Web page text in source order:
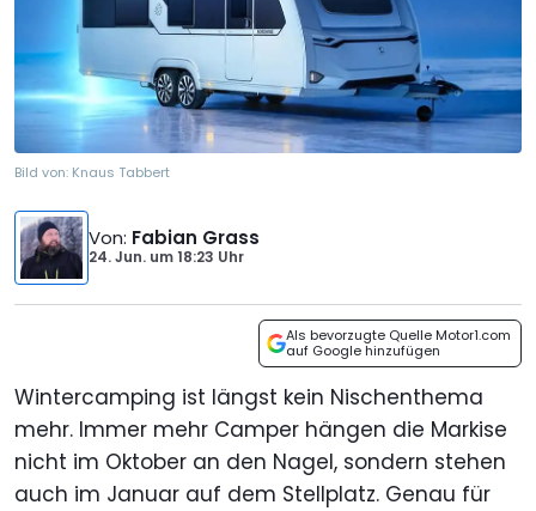
Bild von: Knaus Tabbert
Von: Fabian Grass
24. Jun. um18:23 Uhr
Als bevorzugte Quelle Motor1.com
auf Google hinzufügen
Wintercamping ist längst kein Nischenthema
mehr. Immer mehr Camper hängen die Markise
nicht im Oktober an den Nagel, sondern stehen
auch im Januar auf dem Stellplatz. Genau für